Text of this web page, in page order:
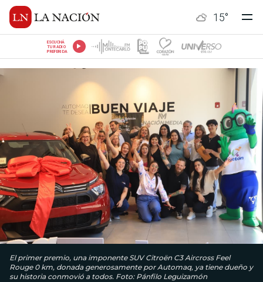
15°
ESCUCHÁ
TU RADIO
PREFERIDA
El primer premio, una imponente SUV Citroën C3 Aircross Feel
Rouge 0 km, donada generosamente por Automaq, ya tiene dueño y
su historia conmovió a todos. Foto: Pánfilo Leguizamón